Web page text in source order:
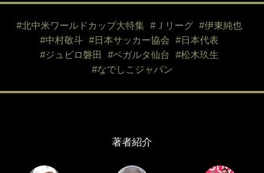
#北中米ワールドカップ大特集 #Ｊリーグ
#伊東純也
#中村敬斗
#日本サッカー協会
#日本代表
#ジュビロ磐田
#ベガルタ仙台
#松木玖生
#なでしこジャパン
著者紹介